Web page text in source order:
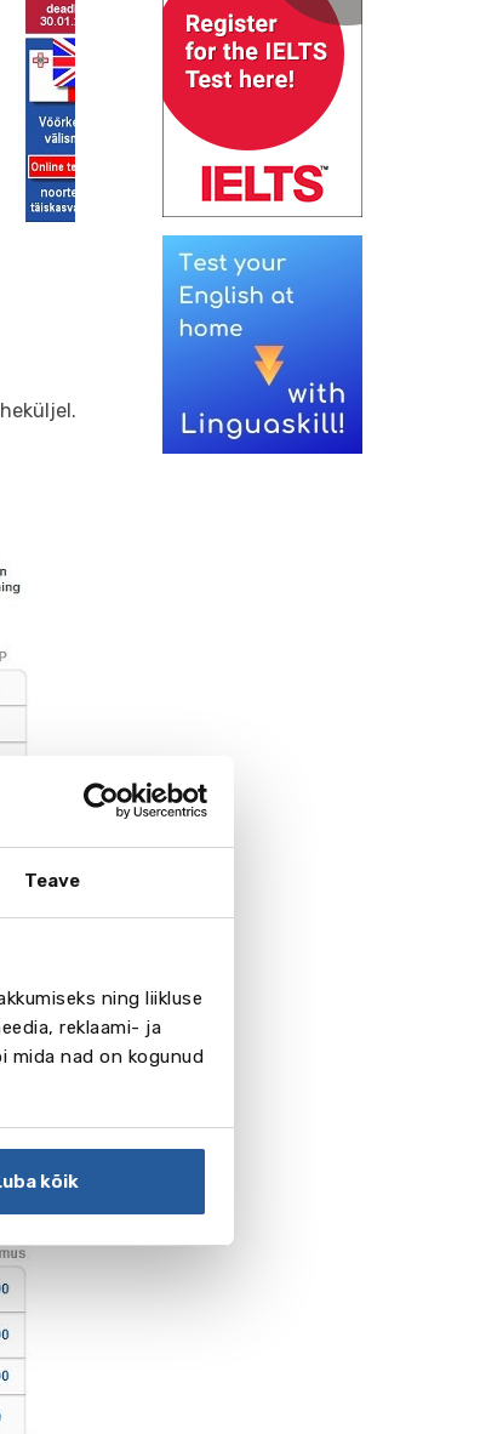
Teave
ning liikluse
reklaami- ja
mida nad on kogunud
kõik
ja